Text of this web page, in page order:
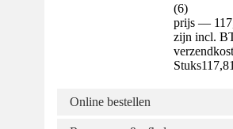
(6)
prijs —
zijn incl.
Stuks
Online bestellen